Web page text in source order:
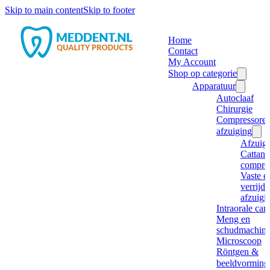
Skip to main contentSkip to footer
Home
Contact
My Account
Shop op categorie
Apparatuur
Autoclaaf
Chirurgie
afzuiging
Cattani
Vaste
Intraorale
Meng en
Microscoop
Röntgen &
beeldvorming